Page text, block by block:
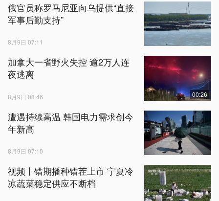
俄官员称罗马尼亚向乌提供“直接
军事后勤支持”
8月9日 07:11
加拿大一省野火失控 逾2万人连
夜逃离
8月9日 08:46 00:26
遭遇持续高温 韩国电力需求创今
年新高
8月9日 07:10
视频丨错期播种错茬上市 宁夏冷
凉蔬菜稳定供应不断档